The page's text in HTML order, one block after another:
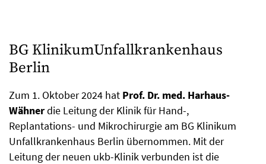
BG KlinikumUnfallkrankenhaus
Berlin
Zum 1. Oktober 2024 hat Prof. Dr. med. Harhaus-
Wähnerdie Leitung der Klinik für Hand-,
Replantations- und Mikrochirurgie am BG Klinikum
Unfallkrankenhaus Berlin übernommen. Mit der
Leitung der neuen ukb-Klinik verbunden ist die